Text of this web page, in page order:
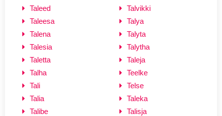
Taleed
Taleesa
Talena
Talesia
Taletta
Talha
Tali
Talia
Talibe
Talvikki
Talya
Talyta
Talytha
Taleja
Teelke
Telse
Taleka
Talisja